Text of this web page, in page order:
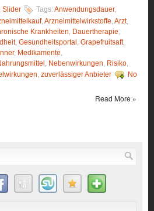
Slider Tags: Anwendungsdauer,
, Arzneimittelwirkstoffe Arzt,
Krankheiten Dauertherapie
, Gesundheitsportal Grapefruitsaft,
, Medikamente
Nebenwirkungen Risiko
, zuverlässiger Anbieter
No
Read More »